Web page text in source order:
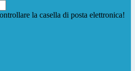
la casella di posta elettronica!